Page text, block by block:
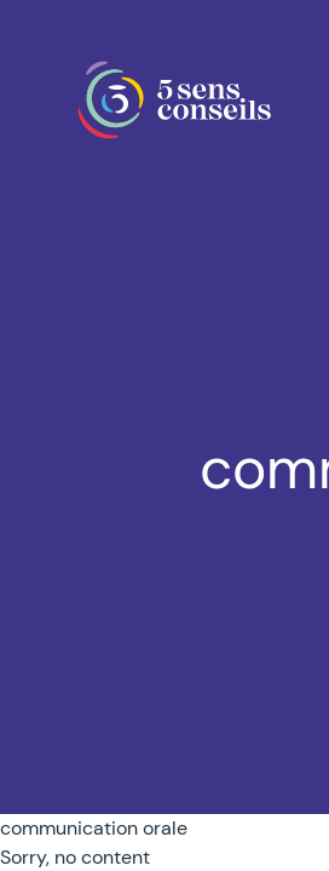
communication orale
Sorry, no content